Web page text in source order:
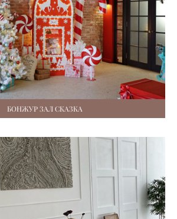
БОНЖУР ЗАЛ СКАЗКА